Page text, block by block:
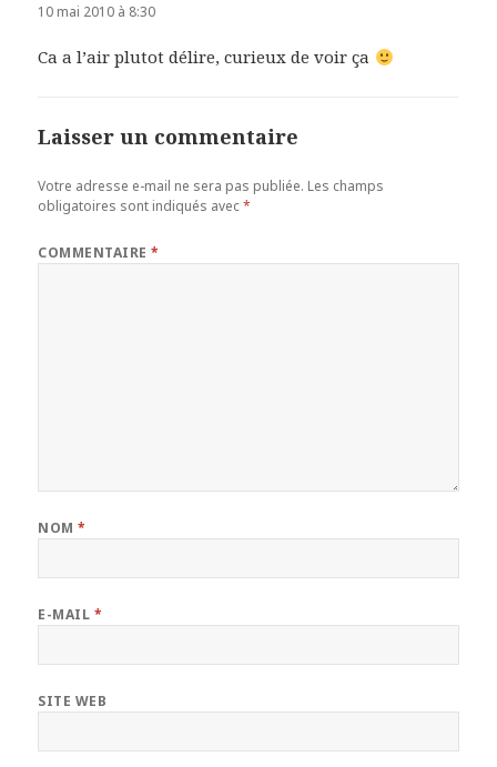
10 mai 2010 à 8:30
Ca a l’air plutot délire, curieux de voir ça
Laisser un commentaire
Votre adresse e-mail ne sera pas publiée. Les champs
obligatoires sont indiqués avec*
COMMENTAIRE*
NOM*
E-MAIL *
SITE WEB